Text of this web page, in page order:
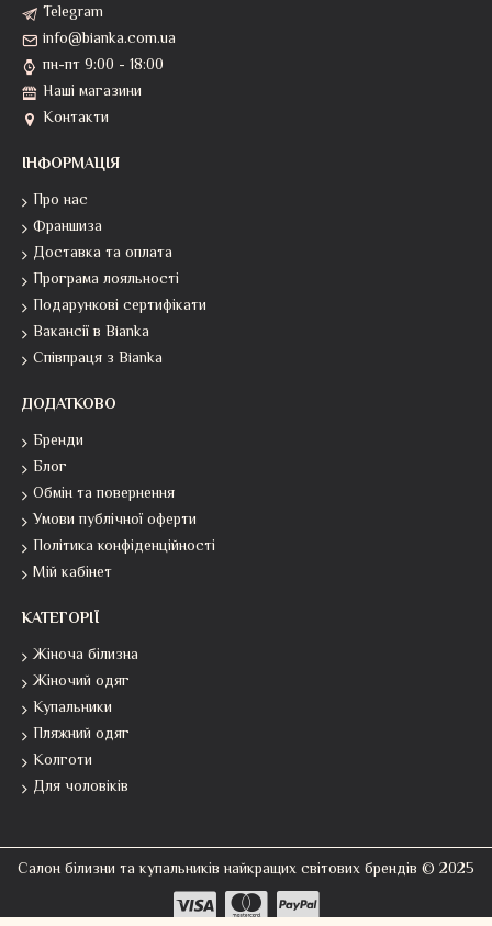
Telegram
info@bianka.com.ua
пн-пт 9:00 - 18:00
Наші магазини
Контакти
ІНФОРМАЦІЯ
Про нас
Франшиза
Доставка та оплата
Програма лояльності
Подарункові сертифікати
Вакансії в Bianka
Співпраця з Bianka
ДОДАТКОВО
Бренди
Блог
Обмін та повернення
Умови публічної оферти
Політика конфіденційності
Мій кабінет
КАТЕГОРІЇ
Жіноча білизна
Жіночий одяг
Купальники
Пляжний одяг
Колготи
Для чоловіків
Салон білизни та купальників найкращих світових брендів © 2025